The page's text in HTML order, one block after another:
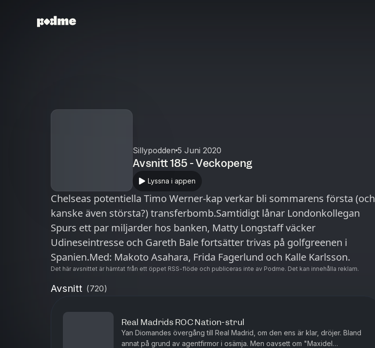
Sillypodden 5 Juni 2020
Avsnitt 185 - Veckopeng
Lyssna i appen
Chelseas potentiella Timo Werner-kap verkar bli sommarens första (och
kanske även största?) transferbomb.Samtidigt lånar Londonkollegan
Spurs ett par miljarder hos banken, Matty Longstaff väcker
Udineseintresse och Gareth Bale fortsätter trivas på golfgreenen i
Spanien.Med: Makoto Asahara, Frida Fagerlund och Kalle Karlsson.
Det här avsnittet är hämtat från ett öppet RSS-flöde och publiceras inte av Podme. Det kan innehålla reklam.
Avsnitt (720)
Real Madrids ROC Nation-strul
Yan Diomandes övergång till Real Madrid, om den ens är klar, dröjer. Bland
annat på grund av agentfirmor i osämja. Men oavsett om "Maxidel